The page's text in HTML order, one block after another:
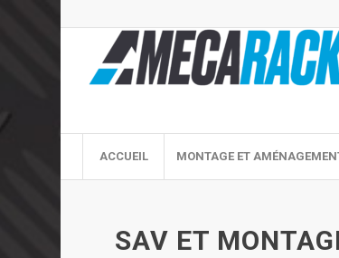
ACCUEIL MONTAGE ET
SAV ET